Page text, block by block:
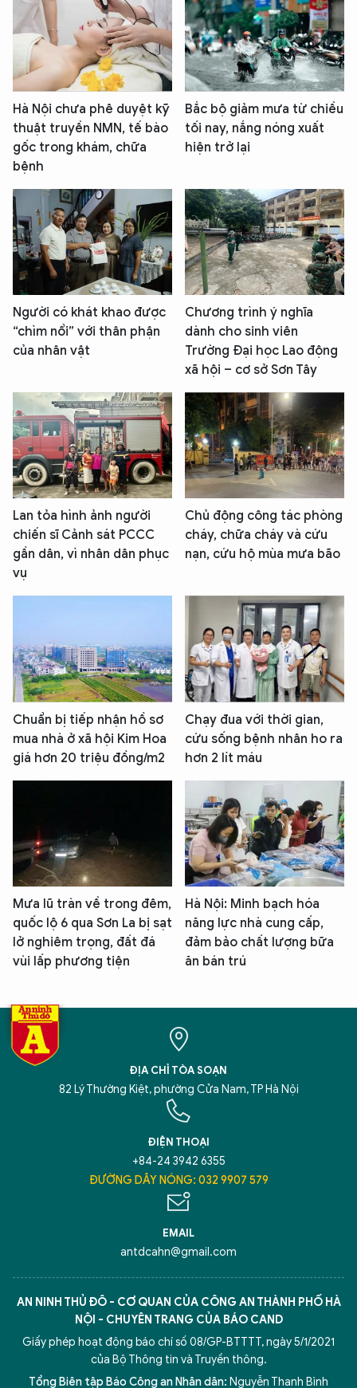
Hà Nội chưa phê duyệt kỹ
thuật truyền NMN, tế bào
gốc trong khám, chữa
bệnh
Bắc bộ giảm mưa từ chiều
tối nay, nắng nóng xuất
hiện trở lại
Người có khát khao được
“chìm nổi” với thân phận
của nhân vật
Chương trình ý nghĩa
dành cho sinh viên
Trường Đại học Lao động
xã hội – cơ sở Sơn Tây
Lan tỏa hình ảnh người
chiến sĩ Cảnh sát PCCC
gần dân, vì nhân dân phục
vụ
Chủ động công tác phòng
cháy, chữa cháy và cứu
nạn, cứu hộ mùa mưa bão
Chuẩn bị tiếp nhận hồ sơ
mua nhà ở xã hội Kim Hoa
giá hơn 20 triệu đồng/m2
Chạy đua với thời gian,
cứu sống bệnh nhân ho ra
hơn 2 lít máu
Mưa lũ tràn về trong đêm,
quốc lộ 6 qua Sơn La bị sạt
lở nghiêm trọng, đất đá
vùi lấp phương tiện
Hà Nội: Minh bạch hóa
năng lực nhà cung cấp,
đảm bảo chất lượng bữa
ăn bán trú
ĐỊA CHỈ TÒA SOẠN
82 Lý Thường Kiệt, phường Cửa Nam, TP Hà Nội
ĐIỆN THOẠI
+84-24 3942 6355
ĐƯỜNG DÂY NÓNG: 032 9907 579
EMAIL
antdcahn@gmail.com
AN NINH THỦ ĐÔ - CƠ QUAN CỦA CÔNG AN THÀNH PHỐ HÀ
NỘI - CHUYÊN TRANG CỦA BÁO CAND
Giấy phép hoạt động báo chí số 08/GP-BTTTT, ngày 5/1/2021
của Bộ Thông tin và Truyền thông.
Tổng Biên tập Báo Công an Nhân dân: Nguyễn Thanh Bình